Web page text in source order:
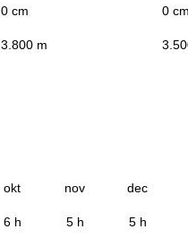
0 cm 0 cm
3.800 m
okt nov dec
6 h 5 h 5 h